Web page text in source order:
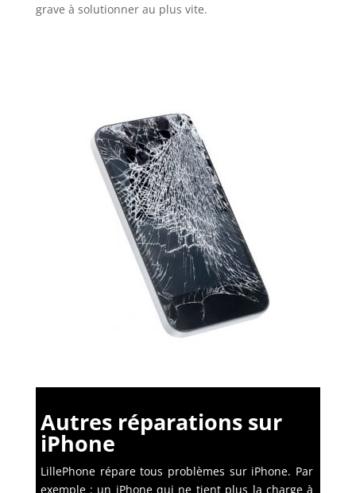
grave à solutionner au plus vite.
Autres réparations sur
iPhone
LillePhone répare tous problèmes sur iPhone. Par
exemple : un iPhone qui ne tient plus la charge à